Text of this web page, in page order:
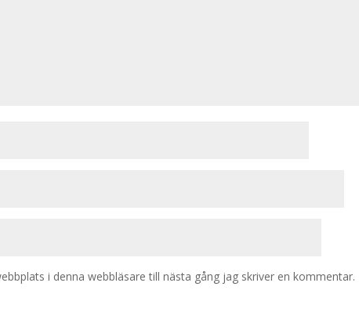
i denna webbläsare till nästa gång jag skriver en kommentar.